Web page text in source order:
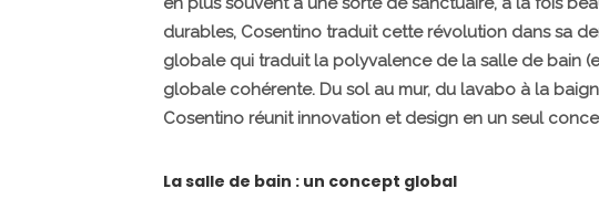
durables, Cosentino traduit cette révolution dans sa
globale qui traduit la polyvalence de la salle de bain
globale cohérente. Du sol au mur, du lavabo à la
Cosentino réunit innovation et design en un seul
La salle de bain : un concept global